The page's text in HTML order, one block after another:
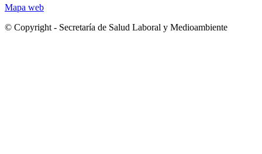
Mapa web
© Copyright - Secretaría de Salud Laboral y Medioambiente